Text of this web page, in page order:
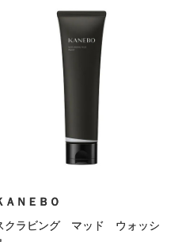
ＡＮＥＢＯ
クラビング マッド ウォッシ